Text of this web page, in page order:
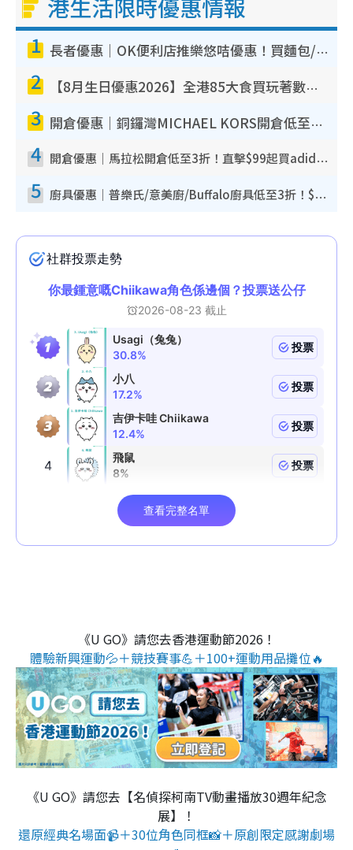
港生活限時優惠情報
1 長者優惠｜OK便利店推樂悠咭優惠！買麵包/牛奶/保健品拍卡即減
2 【8月生日優惠2026】全港85大食買玩著數攻略 自助餐/火鍋放題同行免費＋誠品/DONKI送現金券
3 開倉優惠｜銅鑼灣MICHAEL KORS開倉低至17折！直擊$500起買手袋/銀包/鞋款 必買經典Jet Set系列
4 開倉優惠｜馬拉松開倉低至3折！直擊$99起買adidas／New Balance／Puma鞋款 STANLEY保溫杯劈價至$119起
5 廚具優惠｜普樂氏/意美廚/Buffalo廚具低至3折！$89起買煎鍋／炒鑊／個人鍋 同場小家電激減至$99起
《U GO》請您去香港運動節2026！
體驗新興運動💦＋競技賽事💪＋100+運動用品攤位🔥
《U GO》請您去【名偵探柯南TV動畫播放30週年紀念
展】！
還原經典名場面📹＋30位角色同框📸＋原創限定感謝劇場